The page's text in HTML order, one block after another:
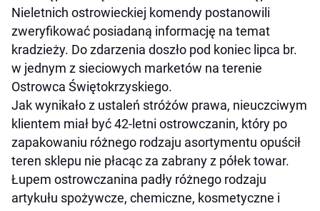
Nieletnich ostrowieckiej komendy postanowili
zweryfikować posiadaną informację na temat
kradzieży. Do zdarzenia doszło pod koniec lipca br.
w jednym z sieciowych marketów na terenie
Ostrowca Świętokrzyskiego.
Jak wynikało z ustaleń stróżów prawa, nieuczciwym
klientem miał być 42-letni ostrowczanin, który po
zapakowaniu różnego rodzaju asortymentu opuścił
teren sklepu nie płacąc za zabrany z półek towar.
Łupem ostrowczanina padły różnego rodzaju
artykułu spożywcze, chemiczne, kosmetyczne i